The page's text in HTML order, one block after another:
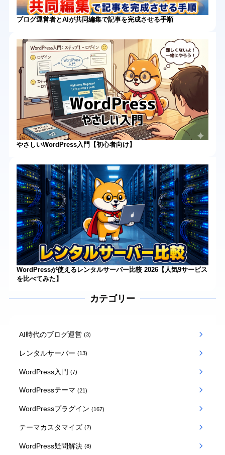
ブログ運営者とAIが共同編集で記事を完成させる手順
やさしいWordPress入門【初心者向け】
WordPressが使えるレンタルサーバー比較 2026【人気9サービス
を比べてみた】
カテゴリー
AI時代のブログ運営 (3)
レンタルサーバー (13)
WordPress入門 (7)
WordPressテーマ (21)
WordPressプラグイン (167)
テーマカスタマイズ (2)
WordPress疑問解決 (8)